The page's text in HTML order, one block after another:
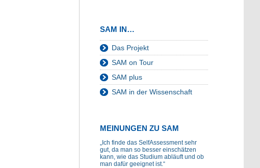
SAM IN…
Das Projekt
SAM on Tour
SAM plus
SAM in der Wissenschaft
MEINUNGEN ZU SAM
„Ich finde das SelfAssessment sehr
gut, da man so besser einschätzen
kann, wie das Studium abläuft und ob
man dafür geeignet ist.“